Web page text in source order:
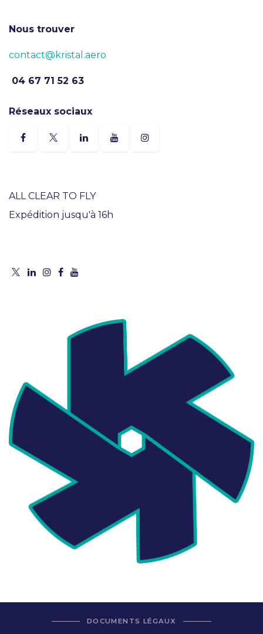
Nous trouver
contact@kristal.aero
04 67 71 52 63
Réseaux sociaux
ALL CLEAR TO FLY
Expédition jusqu'à 16h
DOCUMENTS LÉGAUX